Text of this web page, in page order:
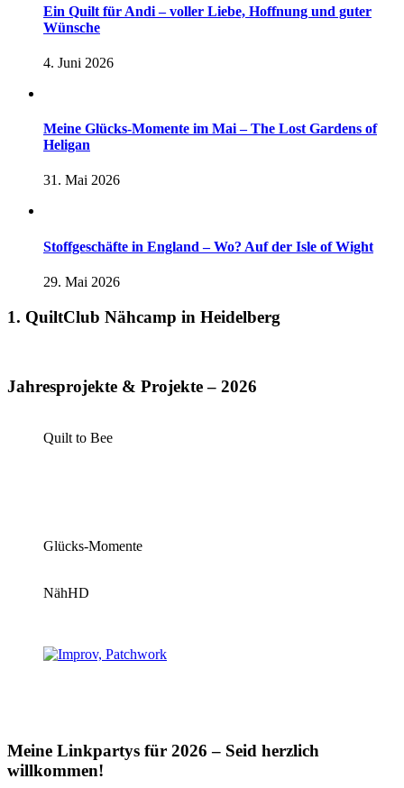
Ein Quilt für Andi – voller Liebe, Hoffnung und guter
Wünsche
4. Juni 2026
Meine Glücks-Momente im Mai – The Lost Gardens of
Heligan
31. Mai 2026
Stoffgeschäfte in England – Wo? Auf der Isle of Wight
29. Mai 2026
1. QuiltClub Nähcamp in Heidelberg
Jahresprojekte & Projekte – 2026
Quilt to Bee
Glücks-Momente
NähHD
Meine Linkpartys für 2026 – Seid herzlich
willkommen!